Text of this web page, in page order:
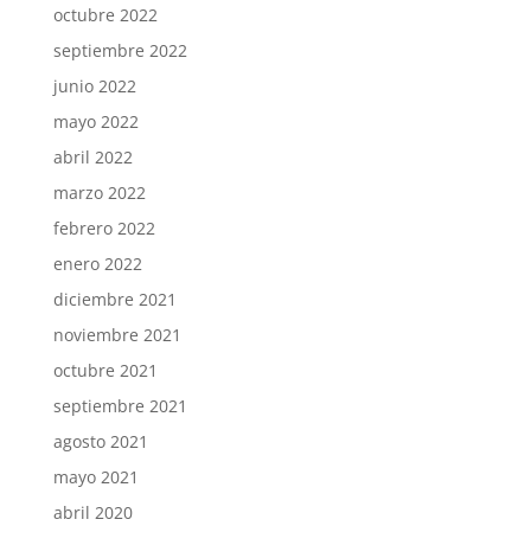
octubre 2022
septiembre 2022
junio 2022
mayo 2022
abril 2022
marzo 2022
febrero 2022
enero 2022
diciembre 2021
noviembre 2021
octubre 2021
septiembre 2021
agosto 2021
mayo 2021
abril 2020